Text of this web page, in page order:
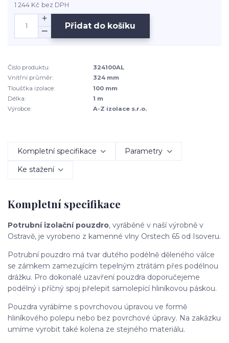
1 244 Kč bez DPH
Přidat do košíku
Číslo produktu:
324100AL
Vnitřní průměr:
324 mm
Tloušťka izolace:
100 mm
Délka:
1 m
Výrobce:
A-Z izolace s.r.o.
Kompletní specifikace Parametry
Ke stažení
Kompletní specifikace
Potrubní izolační pouzdro, vyráběné v naší výrobně v
Ostravě, je vyrobeno z kamenné vlny Orstech 65 od Isoveru.
Potrubní pouzdro má tvar dutého podélně děleného válce
se zámkem zamezujícím tepelným ztrátám přes podélnou
drážku. Pro dokonalé uzavření pouzdra doporučejeme
podélný i příčný spoj přelepit samolepící hliníkovou páskou.
Pouzdra vyrábíme s povrchovou úpravou ve formě
hliníkového polepu nebo bez povrchové úpravy. Na zakázku
umíme vyrobit také kolena ze stejného materiálu.